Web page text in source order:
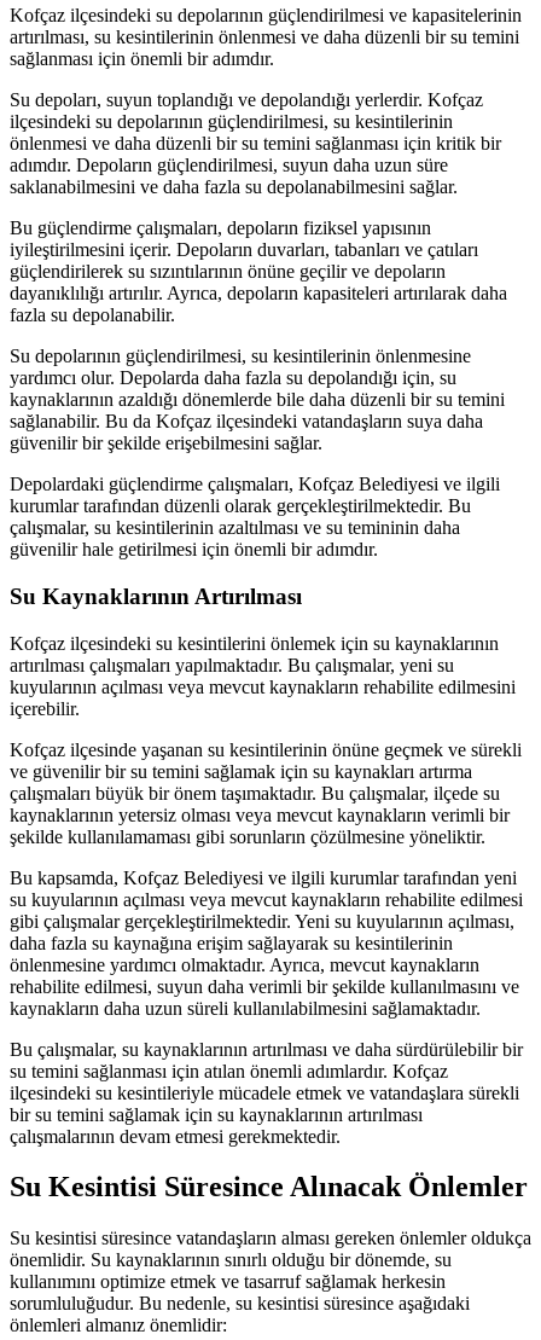
Kofçaz ilçesindeki su depolarının güçlendirilmesi ve kapasitelerinin
artırılması, su kesintilerinin önlenmesi ve daha düzenli bir su temini
sağlanması için önemli bir adımdır.
Su depoları, suyun toplandığı ve depolandığı yerlerdir. Kofçaz
ilçesindeki su depolarının güçlendirilmesi, su kesintilerinin
önlenmesi ve daha düzenli bir su temini sağlanması için kritik bir
adımdır. Depoların güçlendirilmesi, suyun daha uzun süre
saklanabilmesini ve daha fazla su depolanabilmesini sağlar.
Bu güçlendirme çalışmaları, depoların fiziksel yapısının
iyileştirilmesini içerir. Depoların duvarları, tabanları ve çatıları
güçlendirilerek su sızıntılarının önüne geçilir ve depoların
dayanıklılığı artırılır. Ayrıca, depoların kapasiteleri artırılarak daha
fazla su depolanabilir.
Su depolarının güçlendirilmesi, su kesintilerinin önlenmesine
yardımcı olur. Depolarda daha fazla su depolandığı için, su
kaynaklarının azaldığı dönemlerde bile daha düzenli bir su temini
sağlanabilir. Bu da Kofçaz ilçesindeki vatandaşların suya daha
güvenilir bir şekilde erişebilmesini sağlar.
Depolardaki güçlendirme çalışmaları, Kofçaz Belediyesi ve ilgili
kurumlar tarafından düzenli olarak gerçekleştirilmektedir. Bu
çalışmalar, su kesintilerinin azaltılması ve su temininin daha
güvenilir hale getirilmesi için önemli bir adımdır.
Su Kaynaklarının Artırılması
Kofçaz ilçesindeki su kesintilerini önlemek için su kaynaklarının
artırılması çalışmaları yapılmaktadır. Bu çalışmalar, yeni su
kuyularının açılması veya mevcut kaynakların rehabilite edilmesini
içerebilir.
Kofçaz ilçesinde yaşanan su kesintilerinin önüne geçmek ve sürekli
ve güvenilir bir su temini sağlamak için su kaynakları artırma
çalışmaları büyük bir önem taşımaktadır. Bu çalışmalar, ilçede su
kaynaklarının yetersiz olması veya mevcut kaynakların verimli bir
şekilde kullanılamaması gibi sorunların çözülmesine yöneliktir.
Bu kapsamda, Kofçaz Belediyesi ve ilgili kurumlar tarafından yeni
su kuyularının açılması veya mevcut kaynakların rehabilite edilmesi
gibi çalışmalar gerçekleştirilmektedir. Yeni su kuyularının açılması,
daha fazla su kaynağına erişim sağlayarak su kesintilerinin
önlenmesine yardımcı olmaktadır. Ayrıca, mevcut kaynakların
rehabilite edilmesi, suyun daha verimli bir şekilde kullanılmasını ve
kaynakların daha uzun süreli kullanılabilmesini sağlamaktadır.
Bu çalışmalar, su kaynaklarının artırılması ve daha sürdürülebilir bir
su temini sağlanması için atılan önemli adımlardır. Kofçaz
ilçesindeki su kesintileriyle mücadele etmek ve vatandaşlara sürekli
bir su temini sağlamak için su kaynaklarının artırılması
çalışmalarının devam etmesi gerekmektedir.
Su Kesintisi Süresince Alınacak Önlemler
Su kesintisi süresince vatandaşların alması gereken önlemler oldukça
önemlidir. Su kaynaklarının sınırlı olduğu bir dönemde, su
kullanımını optimize etmek ve tasarruf sağlamak herkesin
sorumluluğudur. Bu nedenle, su kesintisi süresince aşağıdaki
önlemleri almanız önemlidir: